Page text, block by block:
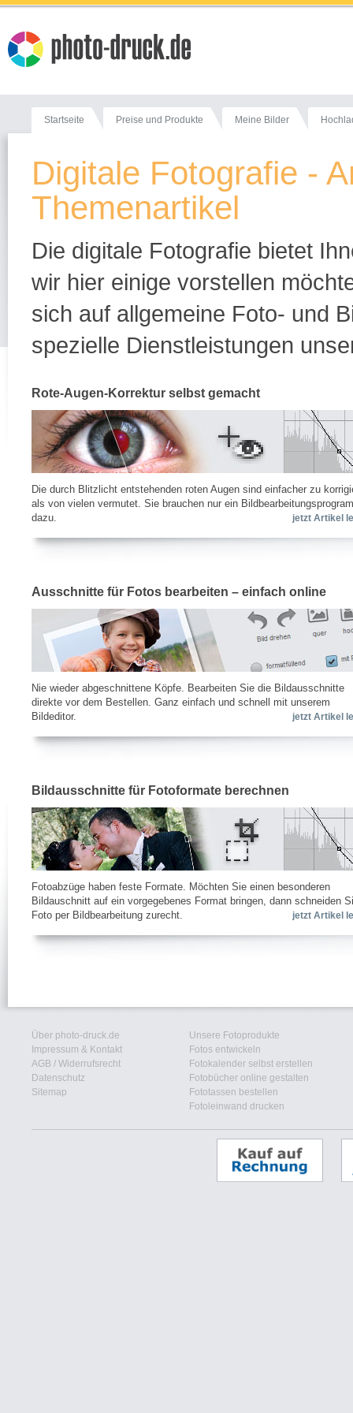
Startseite Preise und Produkte Meine Bilder
Digitale Fotografie -
Themenartikel
Die digitale Fotografie bietet
wir hier einige vorstellen
sich auf allgemeine Foto- und
spezielle Dienstleistungen
Rote-Augen-Korrektur selbst gemacht
Die durch Blitzlicht entstehenden roten Augen sind einfacher zu
als von vielen vermutet. Sie brauchen nur ein
dazu.
jetzt Artikel
Ausschnitte für Fotos bearbeiten – einfach online
Nie wieder abgeschnittene Köpfe. Bearbeiten Sie die Bildausschnitte
direkte vor dem Bestellen. Ganz einfach und schnell mit unserem
Bildeditor.
jetzt Artikel
Bildausschnitte für Fotoformate berechnen
Fotoabzüge haben feste Formate. Möchten Sie einen besonderen
Bildauschnitt auf ein vorgegebenes Format bringen, dann schneiden
Foto per Bildbearbeitung zurecht.
jetzt Artikel
Über photo-druck.de
Impressum & Kontakt
AGB / Widerrufsrecht
Datenschutz
Sitemap
Unsere Fotoprodukte
Fotos entwickeln
Fotokalender selbst erstellen
Fotobücher online gestalten
Fototassen bestellen
Fotoleinwand drucken